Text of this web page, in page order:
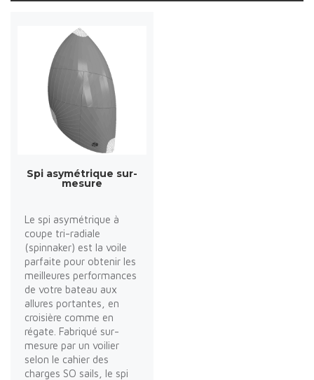
Spi asymétrique sur-
mesure
Le spi asymétrique à
coupe tri-radiale
(spinnaker) est la voile
parfaite pour obtenir les
meilleures performances
de votre bateau aux
allures portantes, en
croisière comme en
régate. Fabriqué sur-
mesure par un voilier
selon le cahier des
charges SO sails, le spi